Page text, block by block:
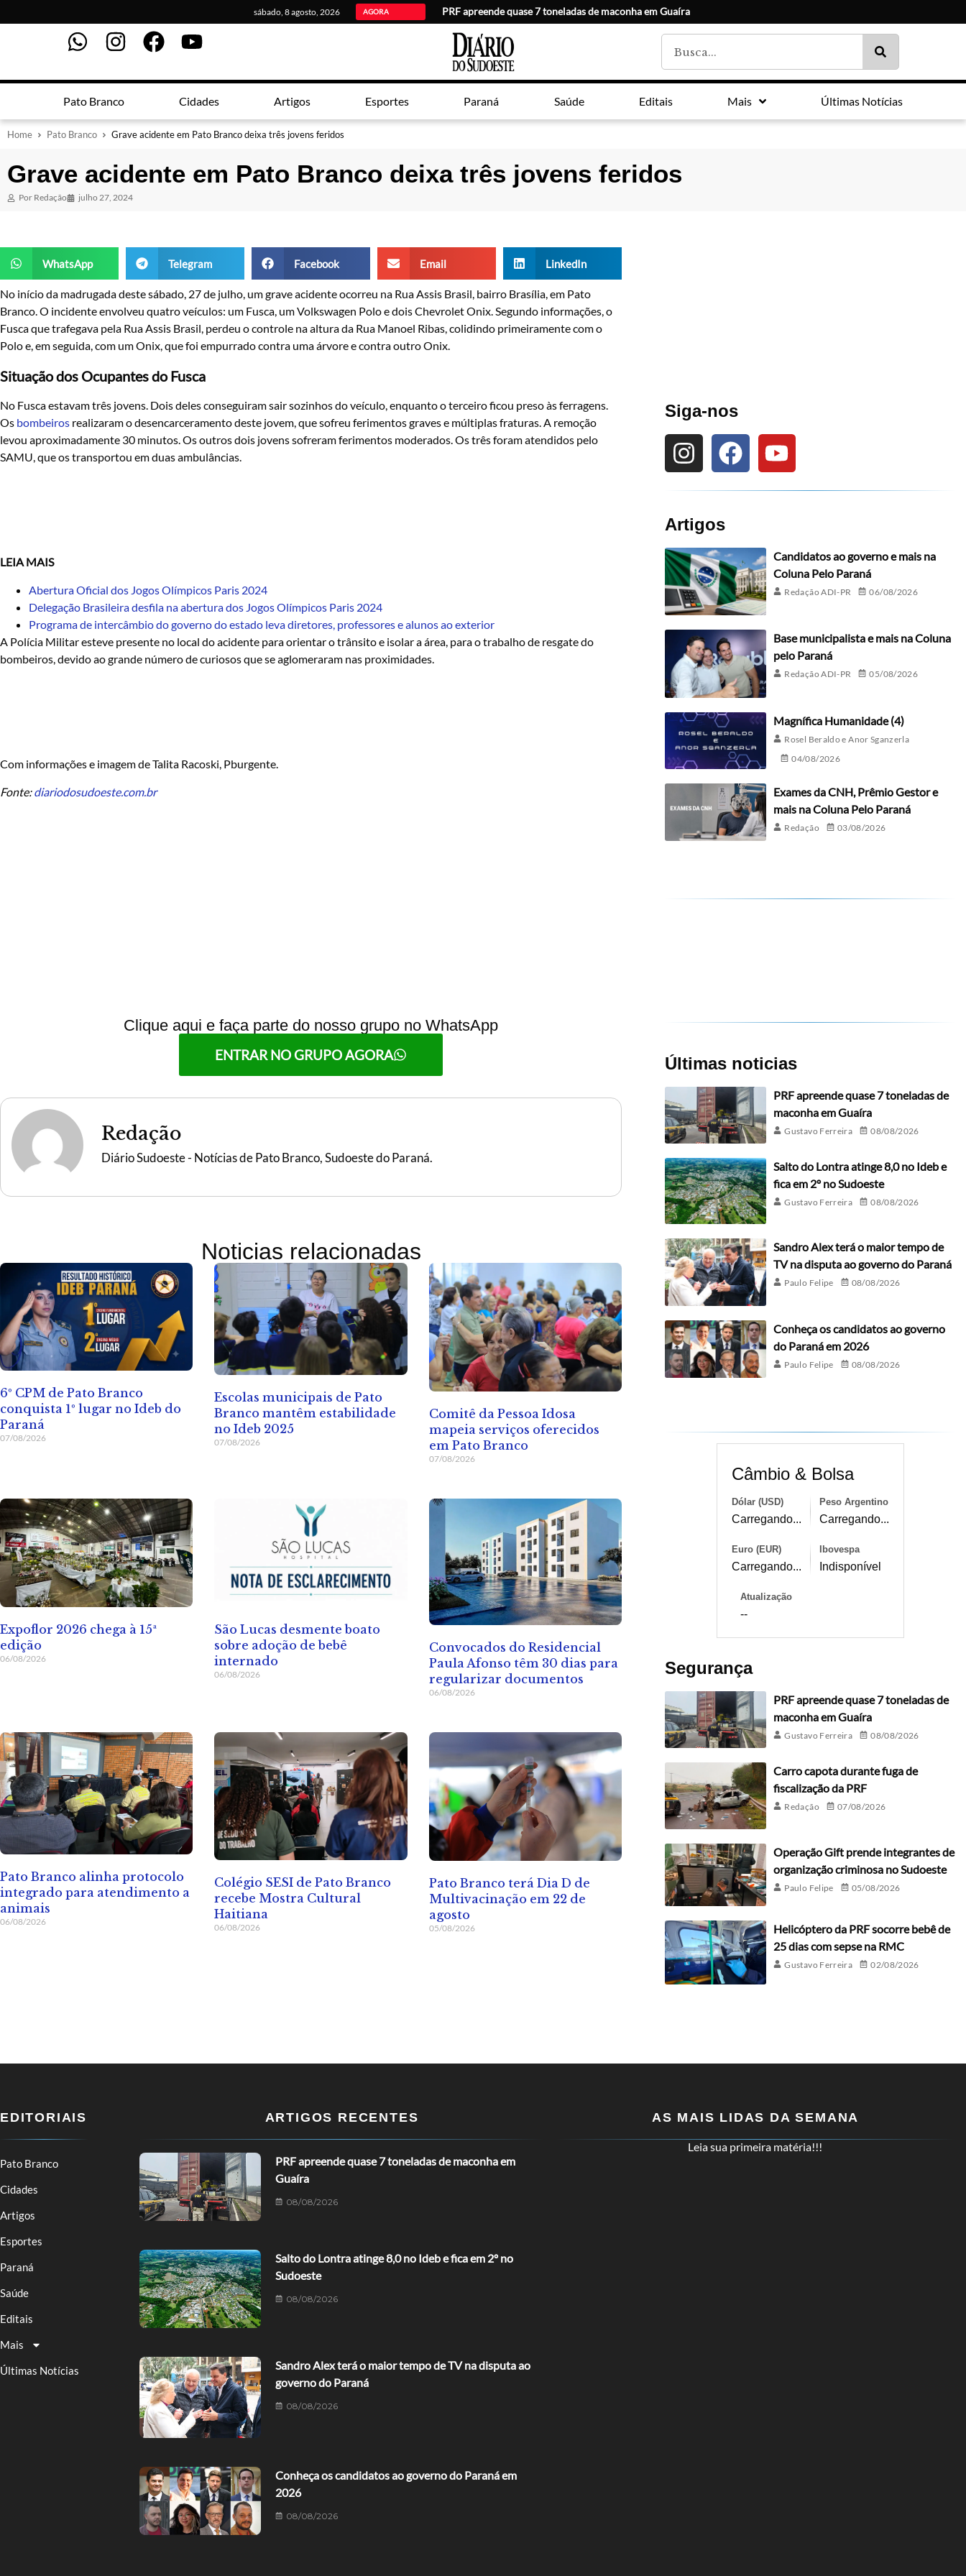
sábado, 8 agosto, 2026 AGORA PRF apreende quase 7 toneladas de maconha em Guaíra
Pato Branco Cidades Artigos Esportes Paraná Saúde Editais Mais Últimas Notícias
Home Pato Branco Grave acidente em Pato Branco deixa três jovens feridos
Grave acidente em Pato Branco deixa três jovens feridos
Por Redação julho 27, 2024
WhatsApp Telegram Facebook Email LinkedIn
No início da madrugada deste sábado, 27 de julho, um grave acidente ocorreu na Rua Assis Brasil, bairro Brasília, em Pato
Branco. O incidente envolveu quatro veículos: um Fusca, um Volkswagen Polo e dois Chevrolet Onix. Segundo informações, o
Fusca que trafegava pela Rua Assis Brasil, perdeu o controle na altura da Rua Manoel Ribas, colidindo primeiramente com o
Polo e, em seguida, com um Onix, que foi empurrado contra uma árvore e contra outro Onix.
Situação dos Ocupantes do Fusca
No Fusca estavam três jovens. Dois deles conseguiram sair sozinhos do veículo, enquanto o terceiro ficou preso às ferragens.
Os bombeiros realizaram o desencarceramento deste jovem, que sofreu ferimentos graves e múltiplas fraturas. A remoção
levou aproximadamente 30 minutos. Os outros dois jovens sofreram ferimentos moderados. Os três foram atendidos pelo
SAMU, que os transportou em duas ambulâncias.
LEIA MAIS
Abertura Oficial dos Jogos Olímpicos Paris 2024
Delegação Brasileira desfila na abertura dos Jogos Olímpicos Paris 2024
Programa de intercâmbio do governo do estado leva diretores, professores e alunos ao exterior
A Polícia Militar esteve presente no local do acidente para orientar o trânsito e isolar a área, para o trabalho de resgate do
bombeiros, devido ao grande número de curiosos que se aglomeraram nas proximidades.
Com informações e imagem de Talita Racoski, Pburgente.
Fonte:diariodosudoeste.com.br
Clique aqui e faça parte do nosso grupo no WhatsApp
ENTRAR NO GRUPO AGORA
Redação
Diário Sudoeste - Notícias de Pato Branco, Sudoeste do Paraná.
Noticias relacionadas
6º CPM de Pato Branco
conquista 1º lugar no Ideb do
Paraná
07/08/2026
Escolas municipais de Pato
Branco mantêm estabilidade
no Ideb 2025
07/08/2026
Comitê da Pessoa Idosa
mapeia serviços oferecidos
em Pato Branco
07/08/2026
Expoflor 2026 chega à 15ª
edição
06/08/2026
São Lucas desmente boato
sobre adoção de bebê
internado
06/08/2026
Convocados do Residencial
Paula Afonso têm 30 dias para
regularizar documentos
06/08/2026
Pato Branco alinha protocolo
integrado para atendimento a
animais
06/08/2026
Colégio SESI de Pato Branco
recebe Mostra Cultural
Haitiana
06/08/2026
Pato Branco terá Dia D de
Multivacinação em 22 de
agosto
05/08/2026
Siga-nos
Artigos
Candidatos ao governo e mais na
Coluna Pelo Paraná
Redação ADI-PR 06/08/2026
Base municipalista e mais na Coluna
pelo Paraná
Redação ADI-PR 05/08/2026
Magnífica Humanidade (4)
Rosel Beraldo e Anor Sganzerla
04/08/2026
Exames da CNH, Prêmio Gestor e
mais na Coluna Pelo Paraná
Redação 03/08/2026
Últimas noticias
PRF apreende quase 7 toneladas de
maconha em Guaíra
Gustavo Ferreira 08/08/2026
Salto do Lontra atinge 8,0 no Ideb e
fica em 2º no Sudoeste
Gustavo Ferreira 08/08/2026
Sandro Alex terá o maior tempo de
TV na disputa ao governo do Paraná
Paulo Felipe 08/08/2026
Conheça os candidatos ao governo
do Paraná em 2026
Paulo Felipe 08/08/2026
Câmbio & Bolsa
Dólar (USD)
Carregando...
Peso Argentino
Carregando...
Euro (EUR)
Carregando...
Ibovespa
Indisponível
Atualização
--
Segurança
PRF apreende quase 7 toneladas de
maconha em Guaíra
Gustavo Ferreira 08/08/2026
Carro capota durante fuga de
fiscalização da PRF
Redação 07/08/2026
Operação Gift prende integrantes de
organização criminosa no Sudoeste
Paulo Felipe 05/08/2026
Helicóptero da PRF socorre bebê de
25 dias com sepse na RMC
Gustavo Ferreira 02/08/2026
EDITORIAIS
Pato Branco
Cidades
Artigos
Esportes
Paraná
Saúde
Editais
Mais
Últimas Notícias
ARTIGOS RECENTES
PRF apreende quase 7 toneladas de maconha em
Guaíra
08/08/2026
Salto do Lontra atinge 8,0 no Ideb e fica em 2º no
Sudoeste
08/08/2026
Sandro Alex terá o maior tempo de TV na disputa ao
governo do Paraná
08/08/2026
Conheça os candidatos ao governo do Paraná em
2026
08/08/2026
AS MAIS LIDAS DA SEMANA
Leia sua primeira matéria!!!